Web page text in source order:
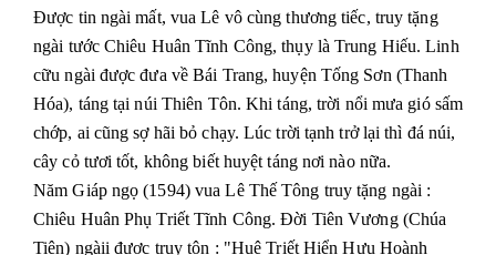
Được tin ngài mất, vua Lê vô cùng thương tiếc, truy tặng
ngài tước Chiêu Huân Tĩnh Công, thụy là Trung Hiếu. Linh
cữu ngài được đưa về Bái Trang, huyện Tống Sơn (Thanh
Hóa), táng tại núi Thiên Tôn. Khi táng, trời nổi mưa gió sấm
chớp, ai cũng sợ hãi bỏ chạy. Lúc trời tạnh trở lại thì đá núi,
cây cỏ tươi tốt, không biết huyệt táng nơi nào nữa.
Năm Giáp ngọ (1594) vua Lê Thế Tông truy tặng ngài :
Chiêu Huân Phụ Triết Tĩnh Công. Đời Tiên Vương (Chúa
Tiên) ngàii được truy tôn : "Huệ Triết Hiển Hựu Hoành